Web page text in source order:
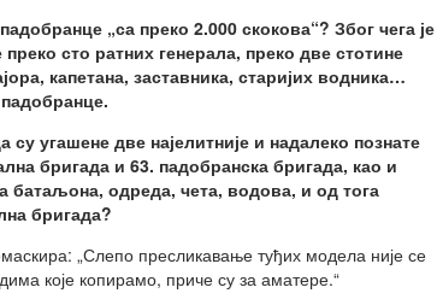
„са преко 2.000 скокова“? Због чега је
сто ратних генерала, преко две стотине
капетана, заставника, старијих водника…
угашене две најелитније и надалеко познате
бригада и 63. падобранска бригада, као и
батаљона, одреда, чета, водова, и од тога
бригада?
„Слепо пресликавање туђих модела није се
које копирамо, приче су за аматере.“